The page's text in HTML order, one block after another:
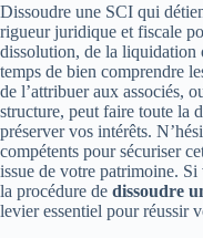
Dissoudre une SCI qui
rigueur juridique et fiscale
dissolution, de la liquidation
temps de bien comprendre
de l’attribuer aux associés,
structure, peut faire toute la
préserver vos intérêts.
compétents pour sécuriser
issue de votre patrimoine.
la procédure de dissoudre
levier essentiel pour réussir